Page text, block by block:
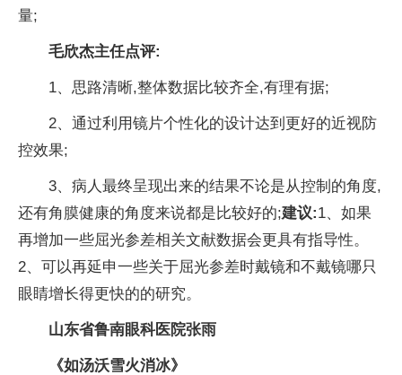
量;
毛欣杰主任点评:
1、思路清晰,整体数据比较齐全,有理有据;
2、通过利用镜片个性化的设计达到更好的近视防
控效果;
3、病人最终呈现出来的结果不论是从控制的角度,
还有角膜健康的角度来说都是比较好的;建议:1、如果
再增加一些屈光参差相关文献数据会更具有指导性。
2、可以再延申一些关于屈光参差时戴镜和不戴镜哪只
眼睛增长得更快的的研究。
山东省鲁南眼科医院张雨
《如汤沃雪火消冰》